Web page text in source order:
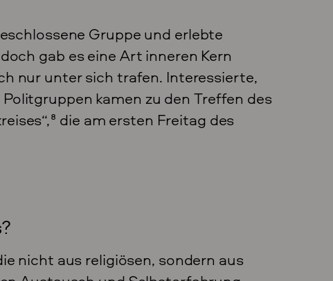
Gruppe und erlebte
gab es eine Art inneren Kern
nur unter sich trafen. Interessierte,
kamen zu den Treffen des
8 die am ersten Freitag des
nicht aus religiösen, sondern aus